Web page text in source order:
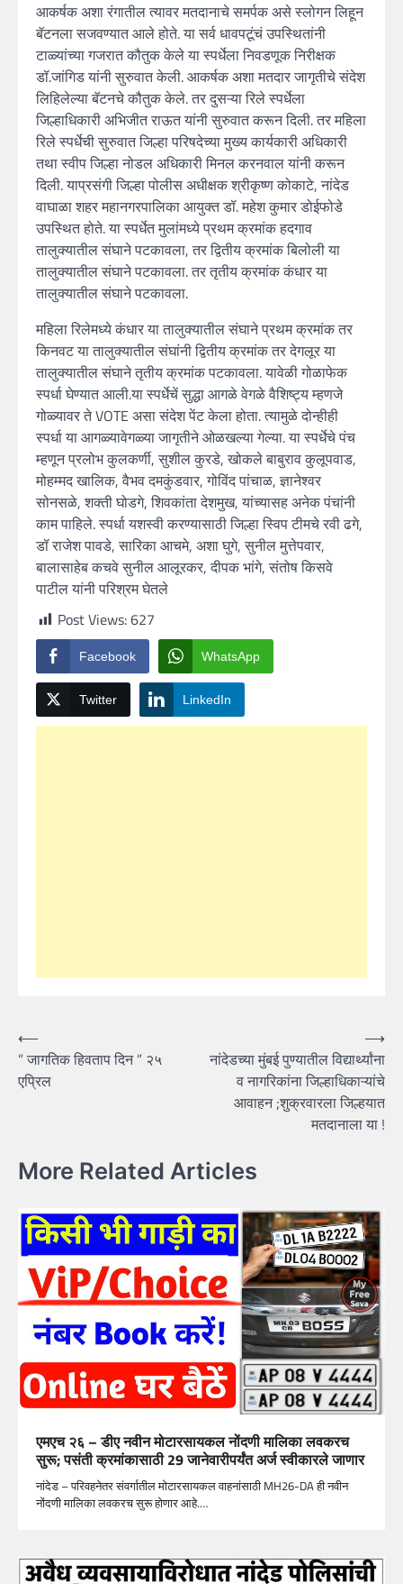
आकर्षक अशा रंगातील त्यावर मतदानाचे समर्पक असे स्लोगन लिहून
बॅटनला सजवण्यात आले होते. या सर्व धावपटूंचं उपस्थितांनी
टाळ्यांच्या गजरात कौतुक केले या स्पर्धेला निवडणूक निरीक्षक
डॉ.जांगिड यांनी सुरुवात केली. आकर्षक अशा मतदार जागृतीचे संदेश
लिहिलेल्या बॅटनचे कौतुक केले. तर दुसऱ्या रिले स्पर्धेला
जिल्हाधिकारी अभिजीत राऊत यांनी सुरुवात करून दिली. तर महिला
रिले स्पर्धेची सुरुवात जिल्हा परिषदेच्या मुख्य कार्यकारी अधिकारी
तथा स्वीप जिल्हा नोडल अधिकारी मिनल करनवाल यांनी करून
दिली. याप्रसंगी जिल्हा पोलीस अधीक्षक श्रीकृष्ण कोकाटे, नांदेड
वाघाळा शहर महानगरपालिका आयुक्त डॉ. महेश कुमार डोईफोडे
उपस्थित होते. या स्पर्धेत मुलांमध्ये प्रथम क्रमांक हदगाव
तालुक्यातील संघाने पटकावला, तर द्वितीय क्रमांक बिलोली या
तालुक्यातील संघाने पटकावला. तर तृतीय क्रमांक कंधार या
तालुक्यातील संघाने पटकावला.
महिला रिलेमध्ये कंधार या तालुक्यातील संघाने प्रथम क्रमांक तर
किनवट या तालुक्यातील संघांनी द्वितीय क्रमांक तर देगलूर या
तालुक्यातील संघाने तृतीय क्रमांक पटकावला. यावेळी गोळाफेक
स्पर्धा घेण्यात आली.या स्पर्धेचें सुद्धा आगळे वेगळे वैशिष्ट्य म्हणजे
गोळ्यावर ते VOTE असा संदेश पेंट केला होता. त्यामुळे दोन्हीही
स्पर्धा या आगळ्यावेगळ्या जागृतीने ओळखल्या गेल्या. या स्पर्धेचे पंच
म्हणून प्रलोभ कुलकर्णी, सुशील कुरडे, खोकले बाबुराव कुलूपवाड,
मोहम्मद खालिक, वैभव दमकुंडवार, गोविंद पांचाळ, ज्ञानेश्वर
सोनसळे, शक्ती घोडगे, शिवकांता देशमुख, यांच्यासह अनेक पंचांनी
काम पाहिले. स्पर्धा यशस्वी करण्यासाठी जिल्हा स्विप टीमचे रवी ढगे,
डॉ राजेश पावडे, सारिका आचमे, अशा घुगे, सुनील मुत्तेपवार,
बालासाहेब कचवे सुनील आलूरकर, दीपक भांगे, संतोष किसवे
पाटील यांनी परिश्रम घेतले
Post Views:627
Facebook WhatsApp
Twitter LinkedIn
Post
navigation
⟵
” जागतिक हिवताप दिन ” २५
एप्रिल
नांदेडच्या मुंबई पुण्यातील विद्यार्थ्यांना
व नागरिकांना जिल्हाधिकाऱ्यांचे
आवाहन ;शुक्रवारला जिल्हयात
मतदानाला या !
⟶
More Related Articles
एमएच २६ – डीए नवीन मोटारसायकल नोंदणी मालिका लवकरच
सुरू; पसंती क्रमांकासाठी 29 जानेवारीपर्यंत अर्ज स्वीकारले जाणार
नांदेड – परिवहनेतर संवर्गातील मोटारसायकल वाहनांसाठी MH26-DA ही नवीन
नोंदणी मालिका लवकरच सुरू होणार आहे.…